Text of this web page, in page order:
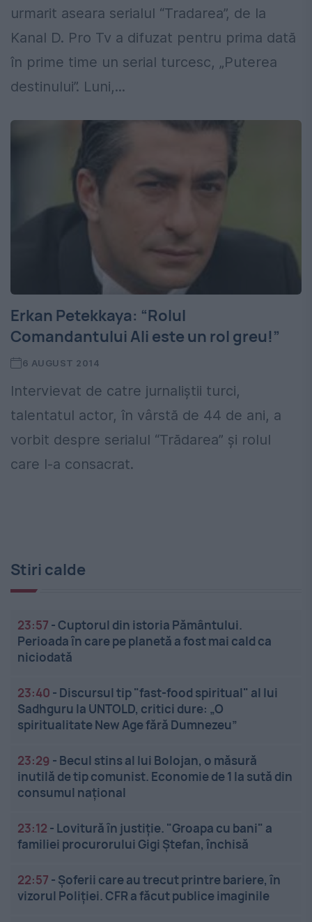
urmarit aseara serialul “Tradarea”, de la
Kanal D. Pro Tv a difuzat pentru prima dată
în prime time un serial turcesc, „Puterea
destinului”. Luni,...
Erkan Petekkaya: “Rolul
Comandantului Ali este un rol greu!”
6 AUGUST 2014
Intervievat de catre jurnaliștii turci,
talentatul actor, în vârstă de 44 de ani, a
vorbit despre serialul “Trădarea” și rolul
care l-a consacrat.
Stiri calde
23:57 -Cuptorul din istoria Pământului.
Perioada în care pe planetă a fost mai cald ca
niciodată
23:40 - Discursul tip "fast-food spiritual" al lui
Sadhguru la UNTOLD, critici dure: „O
spiritualitate New Age fără Dumnezeu”
23:29 - Becul stins al lui Bolojan, o măsură
inutilă de tip comunist. Economie de 1 la sută din
consumul național
23:12 - Lovitură în justiție. "Groapa cu bani" a
familiei procurorului Gigi Ștefan, închisă
22:57 - Șoferii care au trecut printre bariere, în
vizorul Poliției. CFR a făcut publice imaginile